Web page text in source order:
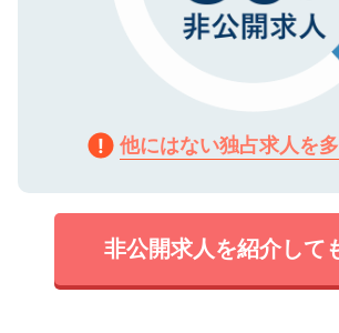
他にはない独占求人を
非公開求人を紹介して